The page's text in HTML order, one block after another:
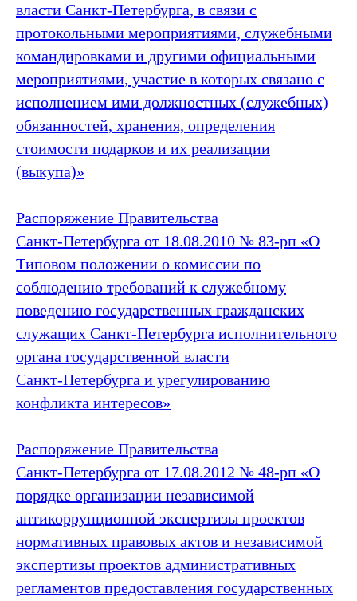
власти Санкт‑Петербурга, в связи с
протокольными мероприятиями, служебными
командировками и другими официальными
мероприятиями, участие в которых связано с
исполнением ими должностных (служебных)
обязанностей, хранения, определения
стоимости подарков и их реализации
(выкупа)»
Распоряжение Правительства
Санкт‑Петербурга от 18.08.2010 № 83-рп «О
Типовом положении о комиссии по
соблюдению требований к служебному
поведению государственных гражданских
служащих Санкт‑Петербурга исполнительного
органа государственной власти
Санкт‑Петербурга и урегулированию
конфликта интересов»
Распоряжение Правительства
Санкт‑Петербурга от 17.08.2012 № 48-рп «О
порядке организации независимой
антикоррупционной экспертизы проектов
нормативных правовых актов и независимой
экспертизы проектов административных
регламентов предоставления государственных